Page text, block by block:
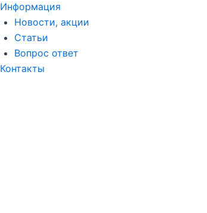
Информация
Новости, акции
Статьи
Вопрос ответ
Контакты